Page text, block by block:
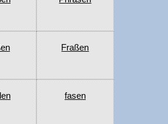
Fraßen
fasen